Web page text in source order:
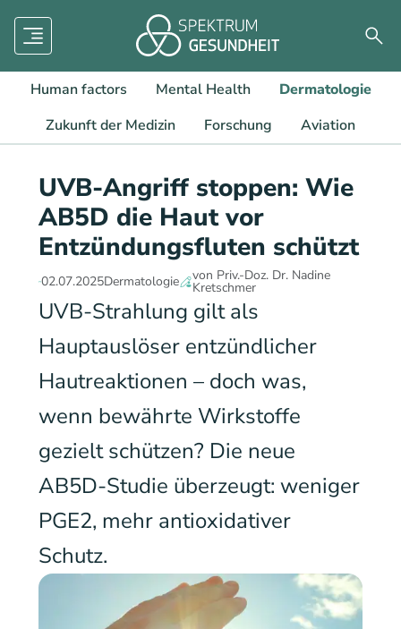
Menü
Human factors Mental Health
Dermatologie
Zukunft der Medizin
Forschung Aviation
UVB-Angriff stoppen: Wie
AB5D die Haut vor
Entzündungsfluten schützt
02.07.2025Dermatologie von Priv.-Doz. Dr. Nadine
Kretschmer
UVB-Strahlung gilt als
Hauptauslöser entzündlicher
Hautreaktionen – doch was,
wenn bewährte Wirkstoffe
gezielt schützen? Die neue
AB5D-Studie überzeugt: weniger
PGE2, mehr antioxidativer
Schutz.